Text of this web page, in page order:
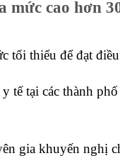
mức cao hơn
tối thiểu để đạt
tế tại các thành
gia khuyến nghị